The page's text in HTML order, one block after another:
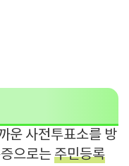
운 사전투표소를 방
으로는주민등록